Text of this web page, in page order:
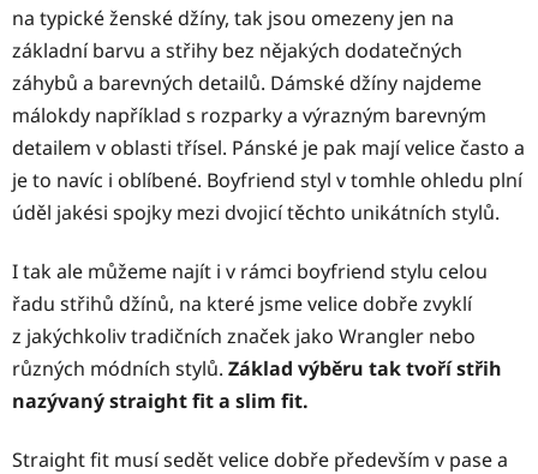
na typické ženské džíny, tak jsou omezeny jen na
základní barvu a střihy bez nějakých dodatečných
záhybů a barevných detailů. Dámské džíny najdeme
málokdy například s rozparky a výrazným barevným
detailem v oblasti třísel. Pánské je pak mají velice často a
je to navíc i oblíbené. Boyfriend styl v tomhle ohledu plní
úděl jakési spojky mezi dvojicí těchto unikátních stylů.
I tak ale můžeme najít i v rámci boyfriend stylu celou
řadu střihů džínů, na které jsme velice dobře zvyklí
z jakýchkoliv tradičních značek jako Wrangler nebo
různých módních stylů. Základ výběru tak tvoří střih
nazývaný straight fit a slim fit.
Straight fit musí sedět velice dobře především v pase a